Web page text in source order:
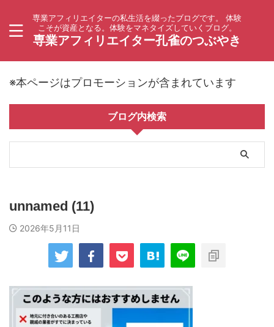
専業アフィリエイターの私生活を綴ったブログです。 体験
こそが資産となる。体験をマネタイズしていくブログ。
専業アフィリエイター孔雀のつぶやき
※本ページはプロモーションが含まれています
ブログ内検索
unnamed (11)
2026年5月11日